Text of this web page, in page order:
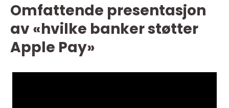
Omfattende presentasjon
av «hvilke banker støtter
Apple Pay»